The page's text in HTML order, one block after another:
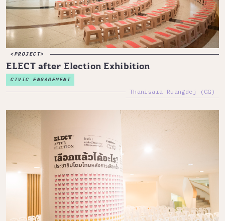
PROJECT
ELECT after Election Exhibition
CIVIC ENGAGEMENT
Thanisara Ruangdej (GG)